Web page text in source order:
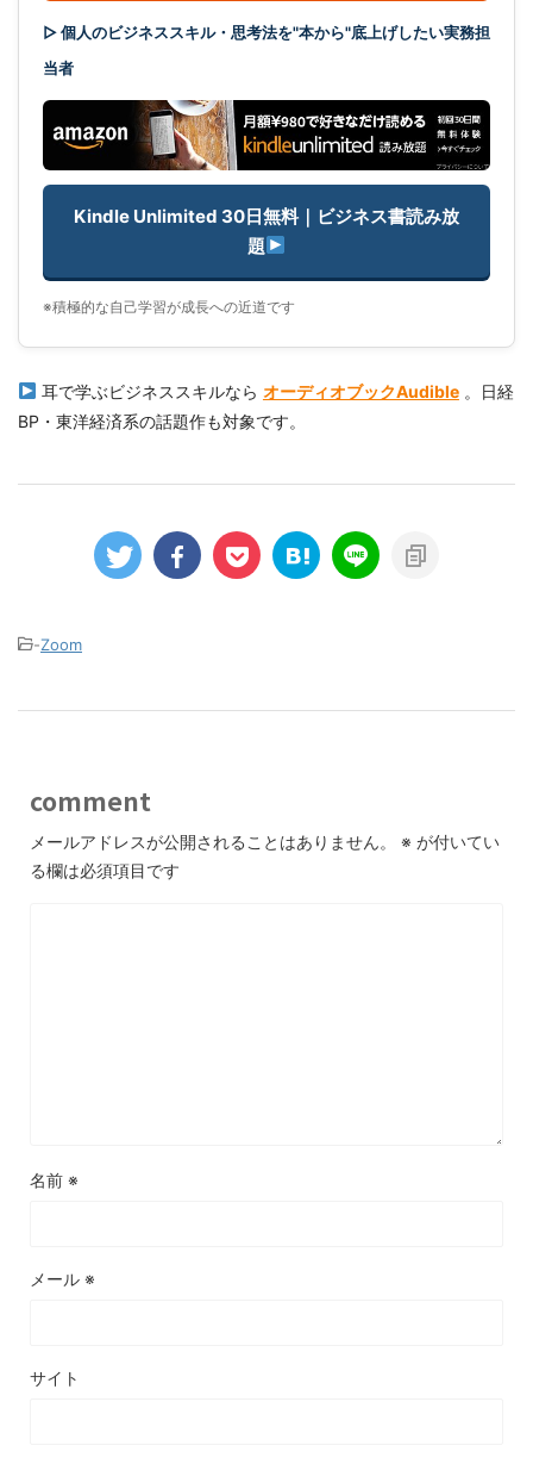
▷ 個人のビジネススキル・思考法を"本から"底上げしたい実務担
当者
Kindle Unlimited 30日無料｜ビジネス書読み放
題
※積極的な自己学習が成長への近道です
耳で学ぶビジネススキルなら オーディオブックAudible。日経
BP・東洋経済系の話題作も対象です。
-Zoom
comment
メールアドレスが公開されることはありません。 ※ が付いてい
る欄は必須項目です
名前 ※
メール ※
サイト